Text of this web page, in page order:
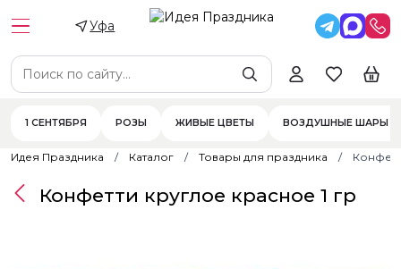
Уфа
1 СЕНТЯБРЯ РОЗЫ ЖИВЫЕ ЦВЕТЫ ВОЗДУШНЫЕ ШАРЫ
Идея Праздника Каталог Товары для праздника
Конфетти круглое красное 1 гр